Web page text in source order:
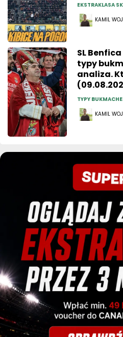
EKSTRAKLASA
KAMIL
SL
typy
analiza.
TYPY
KAMIL